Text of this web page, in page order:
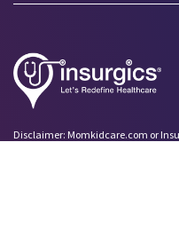
Disclaimer: Momkidcare.com or